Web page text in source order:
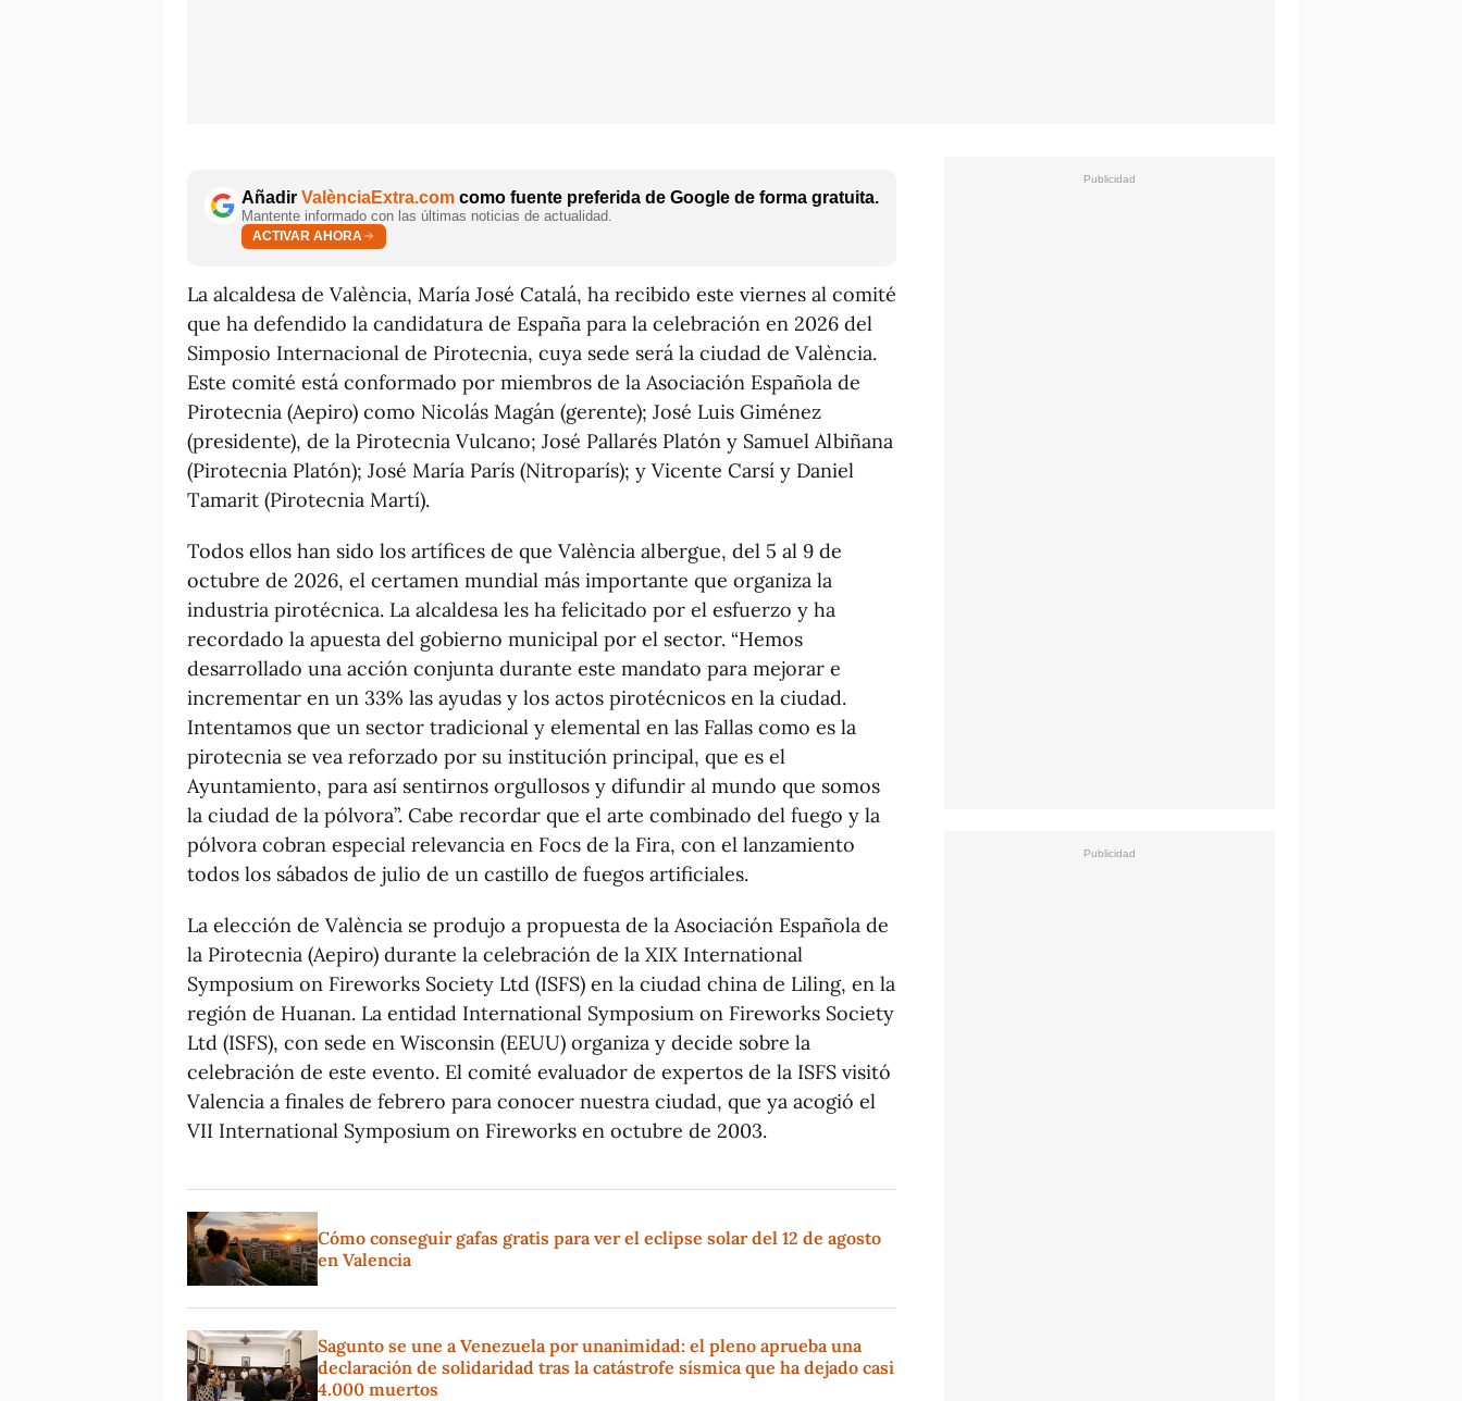
Añadir ValènciaExtra.com como fuente preferida de Google de forma gratuita.
Mantente informado con las últimas noticias de actualidad.
ACTIVAR AHORA
La alcaldesa de València, María José Catalá, ha recibido este viernes al comité
que ha defendido la candidatura de España para la celebración en 2026 del
Simposio Internacional de Pirotecnia, cuya sede será la ciudad de València.
Este comité está conformado por miembros de la Asociación Española de
Pirotecnia (Aepiro) como Nicolás Magán (gerente); José Luis Giménez
(presidente), de la Pirotecnia Vulcano; José Pallarés Platón y Samuel Albiñana
(Pirotecnia Platón); José María París (Nitroparís); y Vicente Carsí y Daniel
Tamarit (Pirotecnia Martí).
Todos ellos han sido los artífices de que València albergue, del 5 al 9 de
octubre de 2026, el certamen mundial más importante que organiza la
industria pirotécnica. La alcaldesa les ha felicitado por el esfuerzo y ha
recordado la apuesta del gobierno municipal por el sector. “Hemos
desarrollado una acción conjunta durante este mandato para mejorar e
incrementar en un 33% las ayudas y los actos pirotécnicos en la ciudad.
Intentamos que un sector tradicional y elemental en las Fallas como es la
pirotecnia se vea reforzado por su institución principal, que es el
Ayuntamiento, para así sentirnos orgullosos y difundir al mundo que somos
la ciudad de la pólvora”. Cabe recordar que el arte combinado del fuego y la
pólvora cobran especial relevancia en Focs de la Fira, con el lanzamiento
todos los sábados de julio de un castillo de fuegos artificiales.
La elección de València se produjo a propuesta de la Asociación Española de
la Pirotecnia (Aepiro) durante la celebración de la XIX International
Symposium on Fireworks Society Ltd (ISFS) en la ciudad china de Liling, en la
región de Huanan. La entidad International Symposium on Fireworks Society
Ltd (ISFS), con sede en Wisconsin (EEUU) organiza y decide sobre la
celebración de este evento. El comité evaluador de expertos de la ISFS visitó
Valencia a finales de febrero para conocer nuestra ciudad, que ya acogió el
VII International Symposium on Fireworks en octubre de 2003.
Cómo conseguir gafas gratis para ver el eclipse solar del 12 de agosto
en Valencia
Sagunto se une a Venezuela por unanimidad: el pleno aprueba una
declaración de solidaridad tras la catástrofe sísmica que ha dejado casi
4.000 muertos